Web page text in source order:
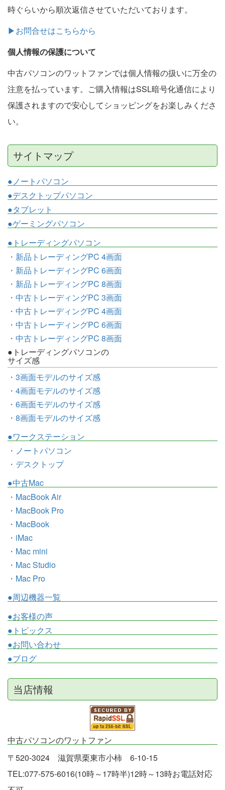
時ぐらいから順次返信させていただいております。
▶お問合せはこちらから
個人情報の保護について
中古パソコンのワットファンでは個人情報の扱いに万全の
注意を払っています。ご購入情報はSSL暗号化通信により
保護されますので安心してショッピングをお楽しみくださ
い。
サイトマップ
●ノートパソコン
●デスクトップパソコン
●タブレット
●ゲーミングパソコン
●トレーディングパソコン
・新品トレーディングPC 4画面
・新品トレーディングPC 6画面
・新品トレーディングPC 8画面
・中古トレーディングPC 3画面
・中古トレーディングPC 4画面
・中古トレーディングPC 6画面
・中古トレーディングPC 8画面
●トレーディングパソコンの
サイズ感
・3画面モデルのサイズ感
・4画面モデルのサイズ感
・6画面モデルのサイズ感
・8画面モデルのサイズ感
●ワークステーション
・ノートパソコン
・デスクトップ
●中古Mac
・MacBook Air
・MacBook Pro
・MacBook
・iMac
・Mac mini
・Mac Studio
・Mac Pro
●周辺機器一覧
●お客様の声
●トピックス
●お問い合わせ
●ブログ
当店情報
中古パソコンのワットファン
〒520-3024 滋賀県栗東市小柿 6-10-15
TEL:077-575-6016(10時～17時半)12時～13時お電話対応